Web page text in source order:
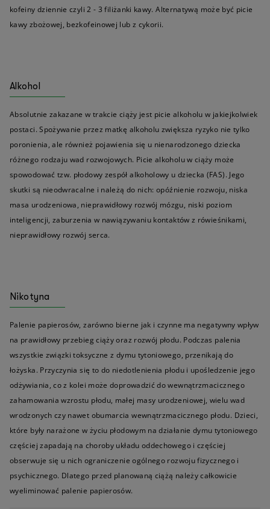
kofeiny dziennie czyli 2 - 3 filiżanki kawy. Alternatywą może być picie
kawy zbożowej, bezkofeinowej lub z cykorii.
Alkohol
Absolutnie zakazane w trakcie ciąży jest picie alkoholu w jakiejkolwiek
postaci. Spożywanie przez matkę alkoholu zwiększa ryzyko nie tylko
poronienia, ale również pojawienia się u nienarodzonego dziecka
różnego rodzaju wad rozwojowych. Picie alkoholu w ciąży może
spowodować tzw. płodowy zespół alkoholowy u dziecka (FAS). Jego
skutki są nieodwracalne i należą do nich: opóźnienie rozwoju, niska
masa urodzeniowa, nieprawidłowy rozwój mózgu, niski poziom
inteligencji, zaburzenia w nawiązywaniu kontaktów z rówieśnikami,
nieprawidłowy rozwój serca.
Nikotyna
Palenie papierosów, zarówno bierne jak i czynne ma negatywny wpływ
na prawidłowy przebieg ciąży oraz rozwój płodu. Podczas palenia
wszystkie związki toksyczne z dymu tytoniowego, przenikają do
łożyska. Przyczynia się to do niedotlenienia płodu i upośledzenie jego
odżywiania, co z kolei może doprowadzić do wewnątrzmacicznego
zahamowania wzrostu płodu, małej masy urodzeniowej, wielu wad
wrodzonych czy nawet obumarcia wewnątrzmacicznego płodu. Dzieci,
które były narażone w życiu płodowym na działanie dymu tytoniowego
częściej zapadają na choroby układu oddechowego i częściej
obserwuje się u nich ograniczenie ogólnego rozwoju fizycznego i
psychicznego. Dlatego przed planowaną ciążą należy całkowicie
wyeliminować palenie papierosów.